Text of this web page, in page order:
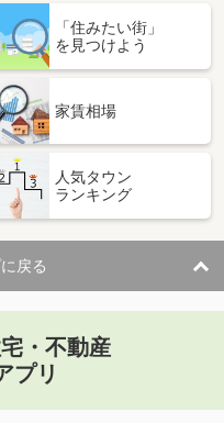
「住みたい街」
を見つけよう
家賃相場
人気タウン
ランキング
戻る
・不動産
プリ